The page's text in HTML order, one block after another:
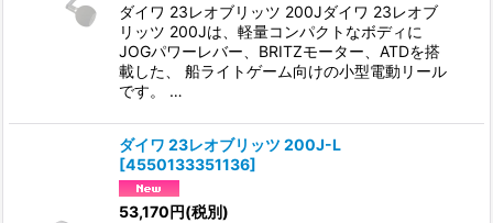
ダイワ 23レオブリッツ 200Jダイワ 23レオブ
リッツ 200Jは、軽量コンパクトなボディに
JOGパワーレバー、BRITZモーター、ATDを搭
載した、 船ライトゲーム向けの小型電動リール
です。 …
ダイワ 23レオブリッツ 200J-L
[4550133351136]
53,170 円(税別)